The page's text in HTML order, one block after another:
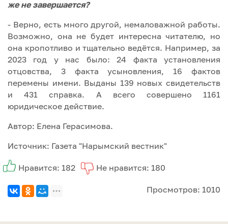
же не завершается?
- Верно, есть много другой, немаловажной работы.
Возможно, она не будет интересна читателю, но
она кропотливо и тщательно ведётся. Например, за
2023 год у нас было: 24 факта установления
отцовства, 3 факта усыновления, 16 фактов
перемены имени. Выданы 139 новых свидетельств
и 431 справка. А всего совершено 1161
юридическое действие.
Автор: Елена Герасимова.
Источник: Газета "Нарымский вестник"
Нравится: 182 Не нравится: 180
Просмотров: 1010